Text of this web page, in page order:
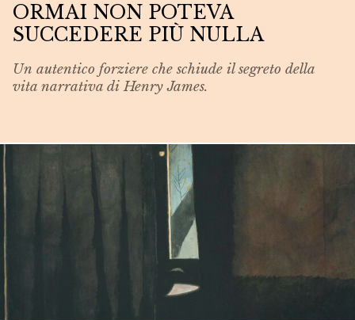
ORMAI NON POTEVA
SUCCEDERE PIÙ NULLA
Un autentico forziere che schiude il segreto della
vita narrativa di Henry James.